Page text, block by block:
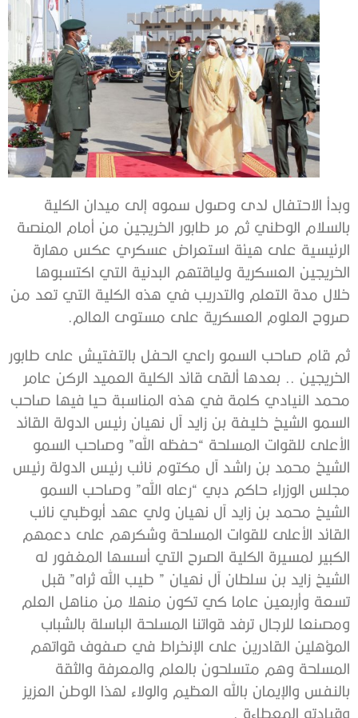
وبدأ الاحتفال لدى وصول سموه إلى ميدان الكلية
بالسلام الوطني ثم مر طابور الخريجين من أمام المنصة
الرئيسية على هيئة استعراض عسكري عكس مهارة
الخريجين العسكرية ولياقتهم البدنية التي اكتسبوها
خلال مدة التعلم والتدريب في هذه الكلية التي تعد من
صروح العلوم العسكرية على مستوى العالم.
ثم قام صاحب السمو راعي الحفل بالتفتيش على طابور
الخريجين .. بعدها ألقى قائد الكلية العميد الركن عامر
محمد النيادي كلمة في هذه المناسبة حيا فيها صاحب
السمو الشيخ خليفة بن زايد آل نهيان رئيس الدولة القائد
الأعلى للقوات المسلحة “حفظه الله” وصاحب السمو
الشيخ محمد بن راشد آل مكتوم نائب رئيس الدولة رئيس
مجلس الوزراء حاكم دبي “رعاه الله” وصاحب السمو
الشيخ محمد بن زايد آل نهيان ولي عهد أبوظبي نائب
القائد الأعلى للقوات المسلحة وشكرهم على دعمهم
الكبير لمسيرة الكلية الصرح التي أسسها المغفور له
الشيخ زايد بن سلطان آل نهيان ” طيب الله ثراه” قبل
تسعة وأربعين عاما كي تكون منهلا من مناهل العلم
ومصنعا للرجال ترفد قواتنا المسلحة الباسلة بالشباب
المؤهلين القادرين على الإنخراط في صفوف قواتهم
المسلحة وهم متسلحون بالعلم والمعرفة والثقة
بالنفس والإيمان بالله العظيم والولاء لهذا الوطن العزيز
وقيادته المعطاءة .